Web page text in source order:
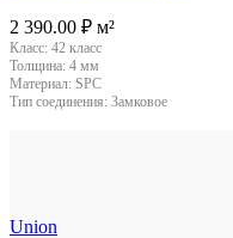
2 390.00 ₽ м²
Класс: 42 класс
Толщина: 4 мм
Материал: SPC
Тип соединения: Замковое
Union